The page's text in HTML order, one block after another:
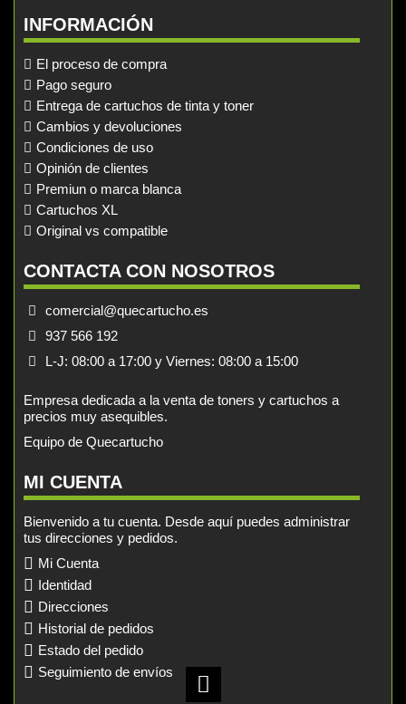
INFORMACIÓN
El proceso de compra
Pago seguro
Entrega de cartuchos de tinta y toner
Cambios y devoluciones
Condiciones de uso
Opinión de clientes
Premiun o marca blanca
Cartuchos XL
Original vs compatible
CONTACTA CON NOSOTROS
comercial@quecartucho.es
937 566 192
L-J: 08:00 a 17:00 y Viernes: 08:00 a 15:00
Empresa dedicada a la venta de toners y cartuchos a
precios muy asequibles.
Equipo de Quecartucho
MI CUENTA
Bienvenido a tu cuenta. Desde aquí puedes administrar
tus direcciones y pedidos.
Mi Cuenta
Identidad
Direcciones
Historial de pedidos
Estado del pedido
Seguimiento de envíos